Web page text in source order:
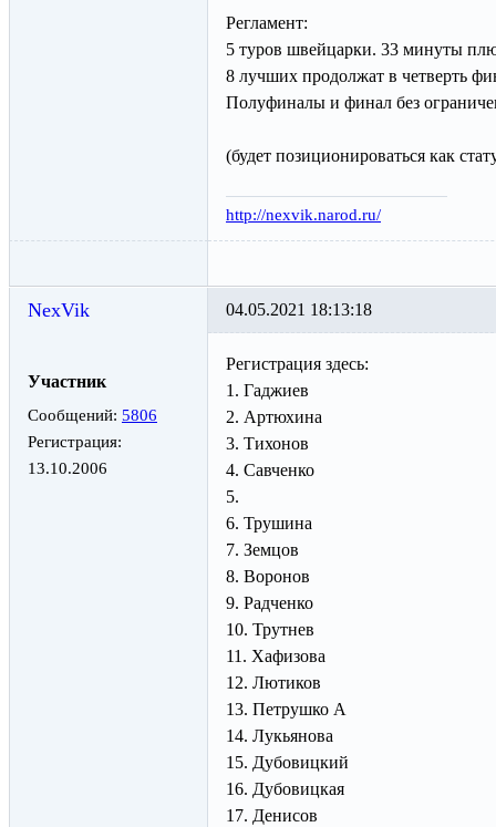
Регламент:
5 туров швейцарки. 33 минуты
8 лучших продолжат в четверть
Полуфиналы и финал без
(будет позиционироваться как
http://nexvik.narod.ru/
NexVik
Участник
Сообщений: 5806
Регистрация:
13.10.2006
04.05.2021 18:13:18
Регистрация здесь:
1. Гаджиев
2. Артюхина
3. Тихонов
4. Савченко
5.
6. Трушина
7. Земцов
8. Воронов
9. Радченко
10. Трутнев
11. Хафизова
12. Лютиков
13. Петрушко А
14. Лукьянова
15. Дубовицкий
16. Дубовицкая
17. Денисов